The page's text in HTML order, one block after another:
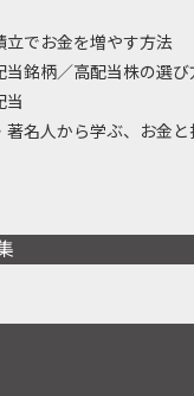
立でお金を増やす方法
当銘柄／高配当株の選び
当
著名人から学ぶ、お金と